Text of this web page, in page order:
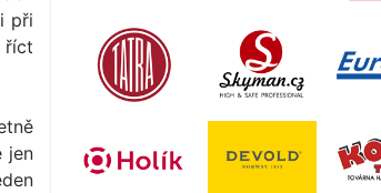
při
říct
jen